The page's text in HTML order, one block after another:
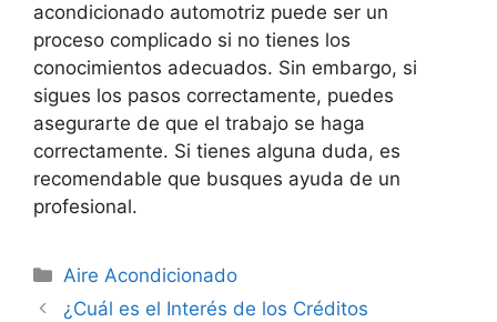
acondicionado automotriz puede ser un
proceso complicado si no tienes los
conocimientos adecuados. Sin embargo, si
sigues los pasos correctamente, puedes
asegurarte de que el trabajo se haga
correctamente. Si tienes alguna duda, es
recomendable que busques ayuda de un
profesional.
Categorías
Aire Acondicionado
¿Cuál es el Interés de los Créditos